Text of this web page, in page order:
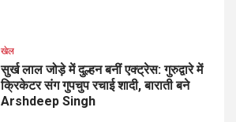
खेल
सुर्ख लाल जोड़े में दुल्हन बनीं एक्ट्रेस: गुरुद्वारे में
क्रिकेटर संग गुपचुप रचाई शादी, बाराती बने
Arshdeep Singh